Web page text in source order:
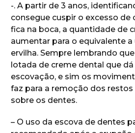
-. A partir de 3 anos,
consegue cuspir o excesso de
fica na boca, a quantidade de
aumentar para o equivalente
ervilha. Sempre lembrando
lotada de creme dental que dá
escovação, e sim os
faz para a remoção dos
sobre os dentes.
– O uso da escova de dentes